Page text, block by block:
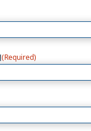
(Required)